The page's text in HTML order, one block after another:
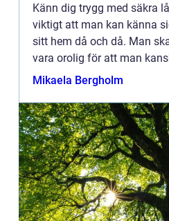
Känn dig trygg med säkra
viktigt att man kan känna
sitt hem då och då. Man
vara orolig för att man
Mikaela Bergholm